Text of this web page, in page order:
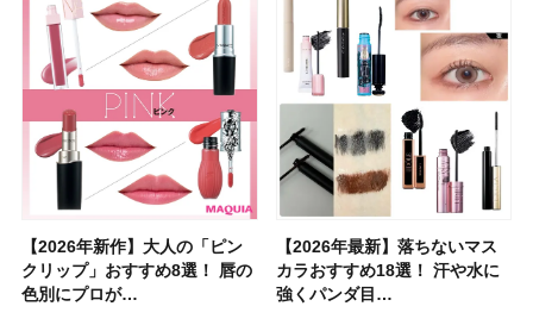
【2026年新作】大人の「ピン
クリップ」おすすめ8選！ 唇の
色別にプロが…
【2026年最新】落ちないマス
カラおすすめ18選！ 汗や水に
強くパンダ目…
【クリスマスコフレ2026】ク
リニークのホリデーコフレを一
挙紹介！ 人気…
【2026夏】「大人のニキビケ
ア」ランキングTOP5！＜マキ
アビューティ…
【2026年最新】落ちないマス
カラおすすめ18選！ 汗や水に
強くパンダ目…
シャネルの新作リップ「ルージ
ュ ココ イドゥラ グロス」全15
色スウォッ…
【石井美保さん・50歳のボディ
ケア愛用品16選】首・手・バス
トのパーツケ…
【ニベア】美容液リップクリー
ム＆ボディスクラブが新登場！
大人気の色付き…
【石井美保さんのおすすめお菓
子＆お茶10選】手土産にもぴっ
たり
【40代以上におすすめのプロテ
イン10選】美と健康に不可欠な
タンパク質を…
【2026年夏】小顔に見えるボ
ブの髪型37選！ レイヤー・切
りっぱなしな…
【最新】髪のうねり・広がり・
くせ毛におすすめのシャンプー
17選
【ILLIT（アイリット）ライブ
レポ】TOYOTA ARENA
TOKY…
【無印良品】スキンケア×衣料
素材の最強タッグで実現！ 着
るだけで保湿でき…
【ルナソルアイシャドウ】アイ
カラーレーションN新色・限定
色をイエベ・ブ…
ツヤ好きの人生チーク！エナモ
ル メロウメルティングチーク
限定〈102 ロ…